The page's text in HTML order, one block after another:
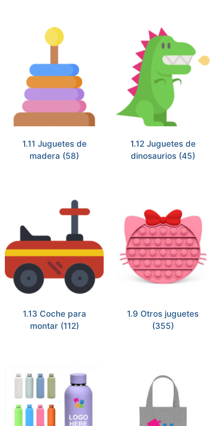
1.11 Juguetes de
madera (58)
1.12 Juguetes de
dinosaurios (45)
1.13 Coche para
montar (112)
1.9 Otros juguetes
(355)